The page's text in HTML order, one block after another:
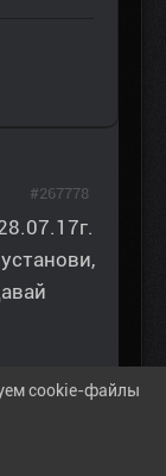
и все
#267778
cookie-файлы